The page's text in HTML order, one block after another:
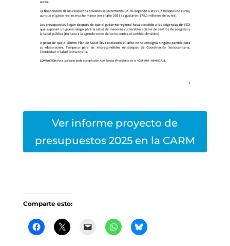
Ver informe proyecto de
presupuestos 2025 en la CARM
Comparte esto: